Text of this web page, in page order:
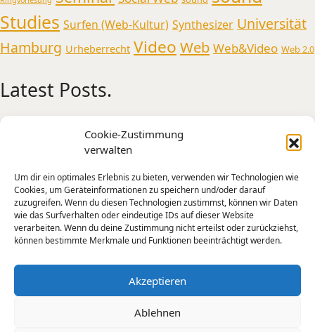
Cookie-Zustimmung
verwalten
Um dir ein optimales Erlebnis zu bieten, verwenden wir Technologien wie
Cookies, um Geräteinformationen zu speichern und/oder darauf
zuzugreifen. Wenn du diesen Technologien zustimmst, können wir Daten
wie das Surfverhalten oder eindeutige IDs auf dieser Website
verarbeiten. Wenn du deine Zustimmung nicht erteilst oder zurückziehst,
können bestimmte Merkmale und Funktionen beeinträchtigt werden.
Akzeptieren
Ablehnen
Studies Surfen (Web-Kultur) Synthesizer Universität
Hamburg Urheberrecht Video Web Web&Video Web 2.0
Latest Posts.
Oldenburg
Tone Transfer
A Sonic Weekend in New York
Künstliche Intelligenz – Intelligente Kunst?
Mensch-Maschine-Interaktion und kreative
Die Apparative Stimme –